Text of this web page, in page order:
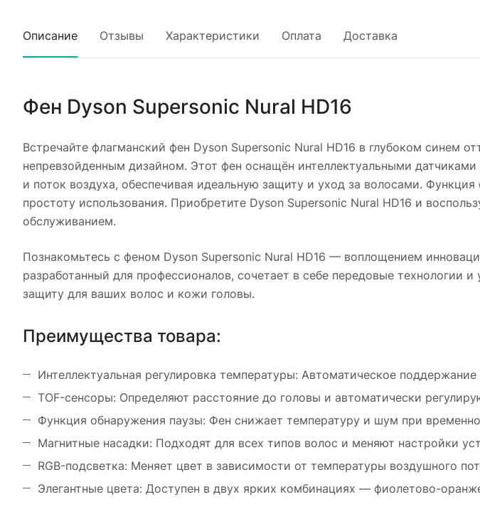
Описание Отзывы Характеристики Оплата Доставка
Фен Dyson Supersonic Nural HD16
Встречайте флагманский фен Dyson Supersonic Nural HD16 в глубоком синем
непревзойденным дизайном. Этот фен оснащён интеллектуальными
и поток воздуха, обеспечивая идеальную защиту и уход за волосами.
простоту использования. Приобретите Dyson Supersonic Nural HD16 и
обслуживанием.
Познакомьтесь с феном Dyson Supersonic Nural HD16 — воплощением
разработанный для профессионалов, сочетает в себе передовые технологии
защиту для ваших волос и кожи головы.
Преимущества товара:
Интеллектуальная регулировка температуры: Автоматическое
TOF-сенсоры: Определяют расстояние до головы и автоматически
Функция обнаружения паузы: Фен снижает температуру и шум при
Магнитные насадки: Подходят для всех типов волос и меняют настройки
RGB-подсветка: Меняет цвет в зависимости от температуры воздушного
Элегантные цвета: Доступен в двух ярких комбинациях — фиолетово-